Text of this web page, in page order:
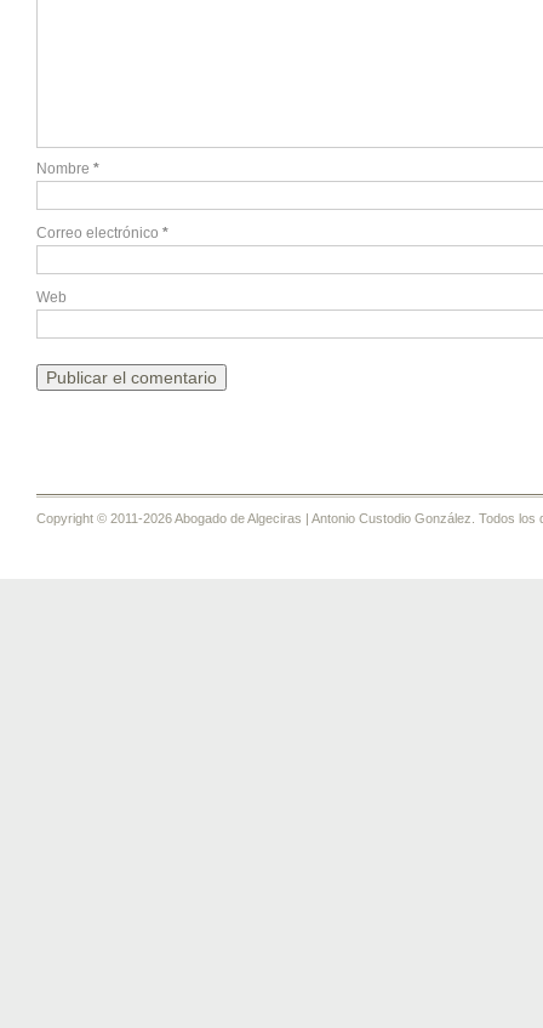
Nombre *
Correo electrónico *
Web
Copyright © 2011-2026 Abogado de Algeciras | Antonio Custodio González. Todos